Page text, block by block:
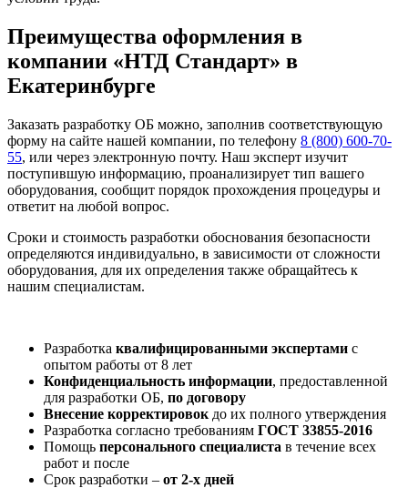
Преимущества оформления в
компании «НТД Стандарт» в
Екатеринбурге
Заказать разработку ОБ можно, заполнив соответствующую
форму на сайте нашей компании, по телефону 8 (800) 600-70-
55, или через электронную почту. Наш эксперт изучит
поступившую информацию, проанализирует тип вашего
оборудования, сообщит порядок прохождения процедуры и
ответит на любой вопрос.
Сроки и стоимость разработки обоснования безопасности
определяются индивидуально, в зависимости от сложности
оборудования, для их определения также обращайтесь к
нашим специалистам.
Разработка квалифицированными экспертами с
опытом работы от 8 лет
Конфиденциальность информации, предоставленной
для разработки ОБ, по договору
Внесение корректировок до их полного утверждения
Разработка согласно требованиям ГОСТ 33855-2016
Помощь персонального специалиста в течение всех
работ и после
Срок разработки – от 2-х дней